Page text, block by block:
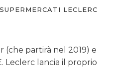
LECLERC
(che partirà nel 2019) e
Leclerc lancia il proprio